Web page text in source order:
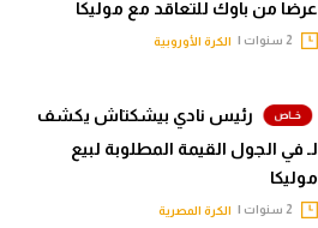
عرضا من باوك للتعاقد مع موليكا
الكرة الأوروبية
رئيس نادي بيشكتاش يكشف
لـ في الجول القيمة المطلوبة لبيع
موليكا
الكرة المصرية